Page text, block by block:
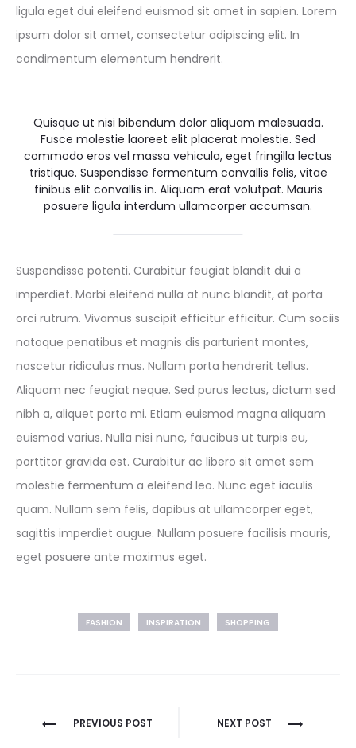
ligula eget dui eleifend euismod sit amet in sapien. Lorem
ipsum dolor sit amet, consectetur adipiscing elit. In
condimentum elementum hendrerit.
Quisque ut nisi bibendum dolor aliquam malesuada.
Fusce molestie laoreet elit placerat molestie. Sed
commodo eros vel massa vehicula, eget fringilla lectus
tristique. Suspendisse fermentum convallis felis, vitae
finibus elit convallis in. Aliquam erat volutpat. Mauris
posuere ligula interdum ullamcorper accumsan.
Suspendisse potenti. Curabitur feugiat blandit dui a
imperdiet. Morbi eleifend nulla at nunc blandit, at porta
orci rutrum. Vivamus suscipit efficitur efficitur. Cum sociis
natoque penatibus et magnis dis parturient montes,
nascetur ridiculus mus. Nullam porta hendrerit tellus.
Aliquam nec feugiat neque. Sed purus lectus, dictum sed
nibh a, aliquet porta mi. Etiam euismod magna aliquam
euismod varius. Nulla nisi nunc, faucibus ut turpis eu,
porttitor gravida est. Curabitur ac libero sit amet sem
molestie fermentum a eleifend leo. Nunc eget iaculis
quam. Nullam sem felis, dapibus at ullamcorper eget,
sagittis imperdiet augue. Nullam posuere facilisis mauris,
eget posuere ante maximus eget.
FASHION INSPIRATION SHOPPING
Navegación
PREVIOUS POST NEXT POST